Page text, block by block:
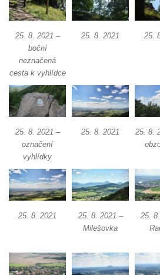
Jeskyně víl v Kyjovském údolí
Jeskyně Vinný sklep v Kyjovském
Vyhlídka nad přírodní rezervací
stráň u Naučné stezky Pod Vysokým
Vyhlídka Miloslava Draxla na Naučné
stezce Pod Vysokým Ostrým
Vyhlídka nad Brnou na Naučné
Vysokým Ostrým
Vyhlídka Liščí kazatelna
Lückendorfu
Vyhlídka Kočičí kameny východně od
Libverda
skalách
Obří hlava v Kyjovském údolí
25. 8. 2021 –
boční
neznačená
cesta k vyhlídce
25. 8. 2021 25.
25. 8. 2021 –
označení
vyhlídky
25. 8. 2021
25. 8.
25. 8. 2021
25. 8. 2021 –
Milešovka
25.